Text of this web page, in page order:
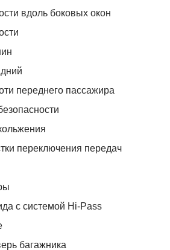
вдоль боковых окон
переднего пассажира
переключения передач
с системой Hi-Pass
багажника